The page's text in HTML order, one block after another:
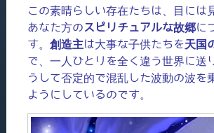
この素晴らしい存在たちは、目には
あなた方の スピリチュアルな故郷に
す。 創造主は大事な子供たちを天国
で、一人ひとりを全く違う世界に送
うして否定的で混乱した波動の波を
ようにしているのです。